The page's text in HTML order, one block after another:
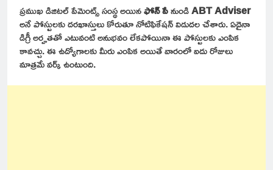
ప్రముఖ డిజిటల్ పేమెంట్స్ సంస్థ అయినఫోన్ పేనుండిABT Adviser
అనే పోస్టులకు దరఖాస్తులు కోరుతూ నోటిఫికేషన్ విడుదల చేశారు. ఏదైనా
డిగ్రీ అర్హతతో ఎటువంటి అనుభవం లేకపోయినా ఈ పోస్టులకు ఎంపిక
కావచ్చు. ఈ ఉద్యోగాలకు మీరు ఎంపిక అయితే వారంలో ఐదు రోజులు
మాత్రమే వర్క్ ఉంటుంది.